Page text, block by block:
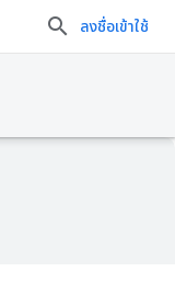
ลงชื่อเข้าใช้